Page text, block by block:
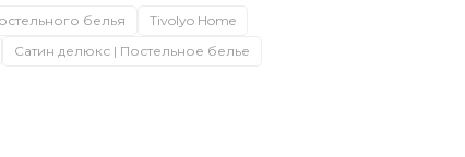
белья
Tivolyo Home
Сатин делюкс | Постельное белье